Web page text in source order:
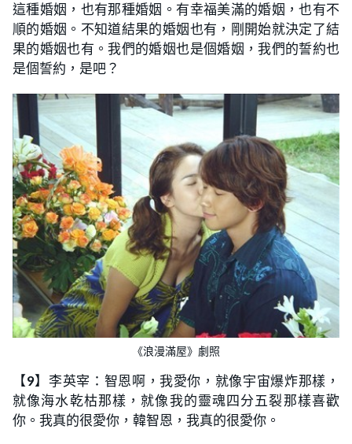
這種婚姻，也有那種婚姻。有幸福美滿的婚姻，也有不
順的婚姻。不知道結果的婚姻也有，剛開始就決定了結
果的婚姻也有。我們的婚姻也是個婚姻，我們的誓約也
是個誓約，是吧？
《浪漫滿屋》劇照
【9】李英宰：智恩啊，我愛你，就像宇宙爆炸那樣，
就像海水乾枯那樣，就像我的靈魂四分五裂那樣喜歡
你。我真的很愛你，韓智恩，我真的很愛你。